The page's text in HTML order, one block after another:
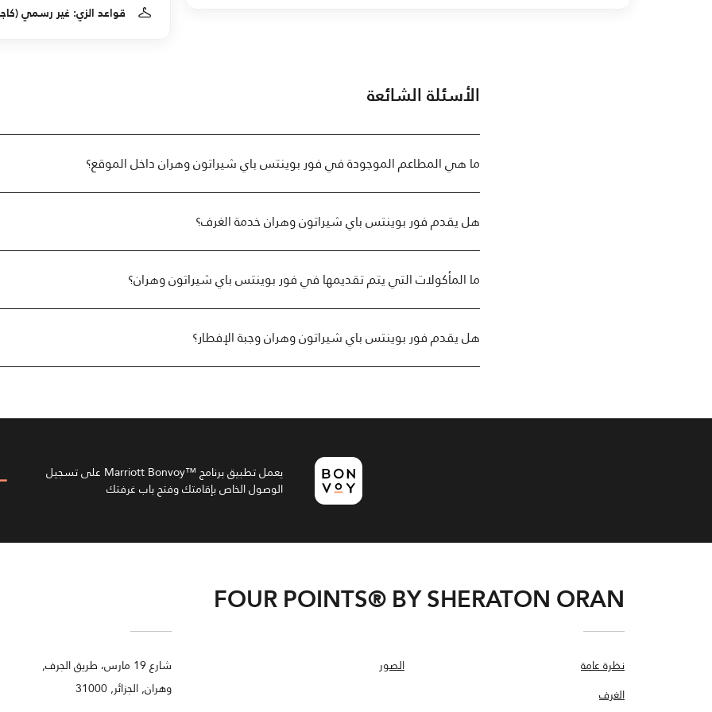
قواعد الزي: غير رسمي
الأسئلة الشائعة
ما هي المطاعم الموجودة في فور بوينتس باي شيراتون وهران داخل الموقع؟
هل يقدم فور بوينتس باي شيراتون وهران خدمة الغرف؟
ما المأكولات التي يتم تقديمها في فور بوينتس باي شيراتون وهران؟
هل يقدم فور بوينتس باي شيراتون وهران وجبة الإفطار؟
يعمل تطبيق برنامج ™Marriott Bonvoy على تسجيل
الوصول الخاص بإقامتك وفتح باب غرفتك
FOUR POINTS® BY SHERATON ORAN
نظرة عامة
الغرف
الصور
شارع 19 مارس، طريق الجرف,
وهران, الجزائر, 31000